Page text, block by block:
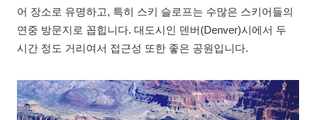
어 장소로 유명하고, 특히 스키 슬로프는 수많은 스키어들의
연중 방문지로 꼽힙니다. 대도시인 덴버(Denver)시에서 두
시간 정도 거리여서 접근성 또한 좋은 공원입니다.